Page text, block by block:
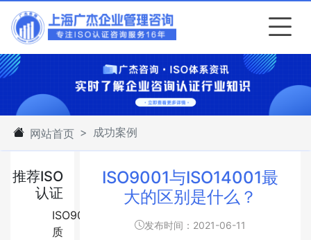
网站首页 成功案例
推荐ISO
认证
ISO9001:2015
质
ISO9001与ISO14001最
大的区别是什么？
发布时间：2021-06-11